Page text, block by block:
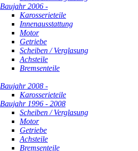
Baujahr 2006 -
Karosserieteile
Innenausstattung
Motor
Getriebe
Scheiben / Verglasung
Achsteile
Bremsenteile
Baujahr 2008 -
Karosserieteile
Baujahr 1996 - 2008
Scheiben / Verglasung
Motor
Getriebe
Achsteile
Bremsenteile